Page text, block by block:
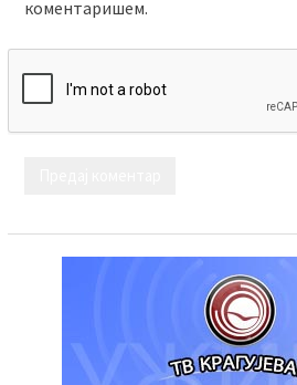
коментаришем.